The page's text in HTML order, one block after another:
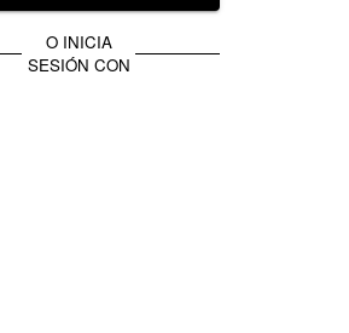
O INICIA
SESIÓN CON